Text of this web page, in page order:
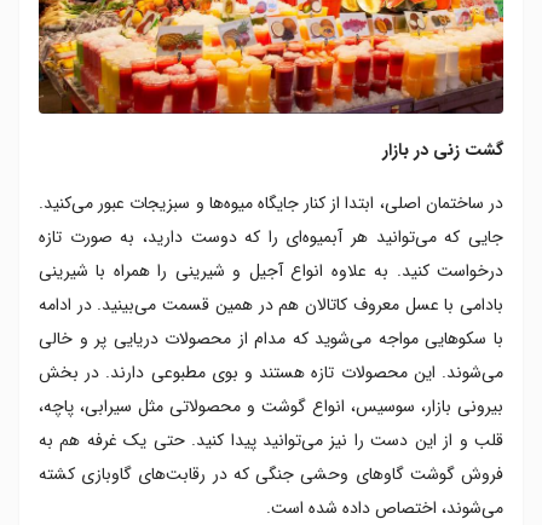
گشت زنی در بازار
در ساختمان اصلی، ابتدا از کنار جایگاه میوه‌ها و سبزیجات عبور می‌کنید.
جایی که می‌توانید هر آبمیوه‌ای را که دوست دارید، به صورت تازه
درخواست کنید. به علاوه انواع آجیل و شیرینی را همراه با شیرینی
بادامی با عسل معروف کاتالان‌ هم در همین قسمت می‌بینید. در ادامه
با سکوهایی مواجه می‌شوید که مدام از محصولات دریایی پر و خالی
می‌شوند. این محصولات تازه هستند و بوی مطبوعی دارند. در بخش
بیرونی بازار، سوسیس، انواع گوشت و محصولاتی مثل سیرابی، پاچه،
قلب و از این دست را نیز می‌توانید پیدا کنید. حتی یک غرفه هم به
فروش گوشت گاوهای وحشی جنگی که در رقابت‌های گاوبازی کشته
می‌شوند، اختصاص داده شده است.